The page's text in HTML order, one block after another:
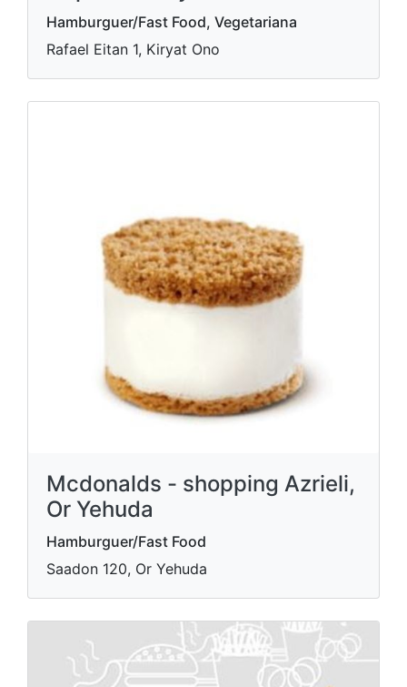
Hamburguer/Fast Food, Vegetariana
Rafael Eitan 1, Kiryat Ono
Mcdonalds - shopping Azrieli,
Or Yehuda
Hamburguer/Fast Food
Saadon 120, Or Yehuda